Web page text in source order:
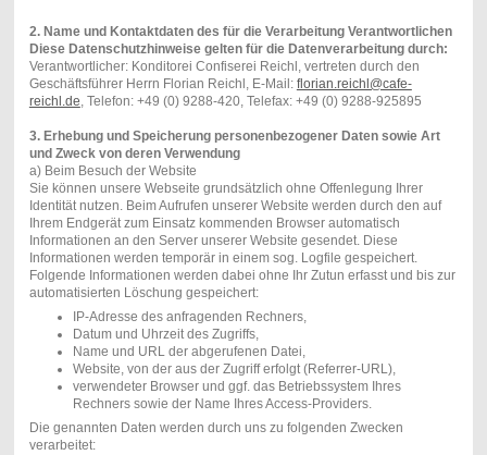
2. Name und Kontaktdaten des für die Verarbeitung Verantwortlichen
Diese Datenschutzhinweise gelten für die Datenverarbeitung durch:
Verantwortlicher: Konditorei Confiserei Reichl, vertreten durch den
Geschäftsführer Herrn Florian Reichl, E-Mail: florian.reichl@cafe-
reichl.de, Telefon: +49 (0) 9288-420, Telefax: +49 (0) 9288-925895
3. Erhebung und Speicherung personenbezogener Daten sowie Art
und Zweck von deren Verwendung
a) Beim Besuch der Website
Sie können unsere Webseite grundsätzlich ohne Offenlegung Ihrer
Identität nutzen. Beim Aufrufen unserer Website werden durch den auf
Ihrem Endgerät zum Einsatz kommenden Browser automatisch
Informationen an den Server unserer Website gesendet. Diese
Informationen werden temporär in einem sog. Logfile gespeichert.
Folgende Informationen werden dabei ohne Ihr Zutun erfasst und bis zur
automatisierten Löschung gespeichert:
IP-Adresse des anfragenden Rechners,
Datum und Uhrzeit des Zugriffs,
Name und URL der abgerufenen Datei,
Website, von der aus der Zugriff erfolgt (Referrer-URL),
verwendeter Browser und ggf. das Betriebssystem Ihres
Rechners sowie der Name Ihres Access-Providers.
Die genannten Daten werden durch uns zu folgenden Zwecken
verarbeitet: